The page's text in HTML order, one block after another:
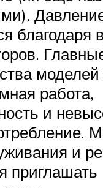
моделей
работа,
и
и
приглашать